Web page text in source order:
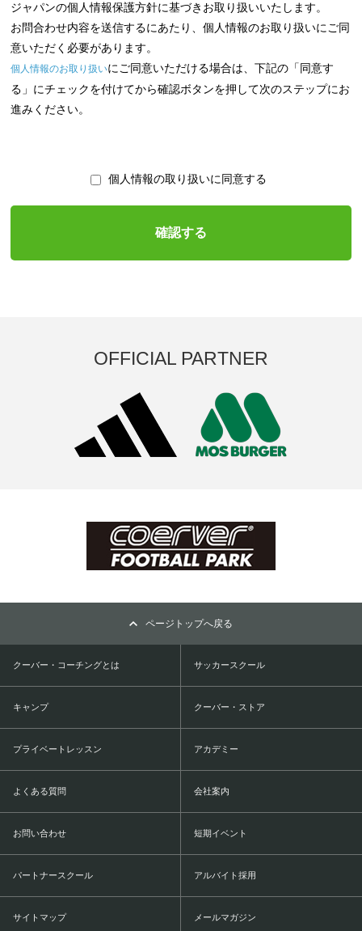
ジャパンの個人情報保護方針に基づきお取り扱いいたします。
お問合わせ内容を送信するにあたり、個人情報のお取り扱いにご同
意いただく必要があります。
個人情報のお取り扱いにご同意いただける場合は、下記の「同意す
る」にチェックを付けてから確認ボタンを押して次のステップにお
進みください。
個人情報の取り扱いに同意する
OFFICIAL PARTNER
ページトップへ戻る
クーバー・コーチングとは サッカースクール
キャンプ クーバー・ストア
プライベートレッスン アカデミー
よくある質問 会社案内
お問い合わせ 短期イベント
パートナースクール アルバイト採用
サイトマップ メールマガジン